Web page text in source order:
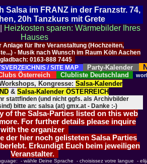
Salsa im FRANZ in der Franzstr. 74,
20h Tanzkurs mit Grete
Heizkosten sparen: Wärmebilder Ihres
Hauses
Anlage für Ihre Veranstaltung (Hochzeiten,
- Musik nach Wunsch im Raum Köln Aachen
0163-888 7445
/ SITE MAP
Party-Kalender
Österreich Clubliste Deutschland
Kongresse: Salsa-Kalender
& Salsa-Kalender ÖSTERREICH
stattfinden (und nicht ggfs. als Archivbilder
bitte an: salsa (at) gmx.at - Danke :-)
of the Salsa-Parties listed on this web
For further details please inquire
with the organizer
der hier noch gelisteten Salsa Parties
Erkundigt Euch beim jeweiligen
Veranstalter.
- wähle Deine Sprache - choisissez votre langue -